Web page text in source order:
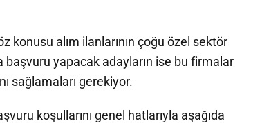
konusu alım ilanlarının çoğu özel sektör
başvuru yapacak adayların ise bu firmalar
sağlamaları gerekiyor.
koşullarını genel hatlarıyla aşağıda